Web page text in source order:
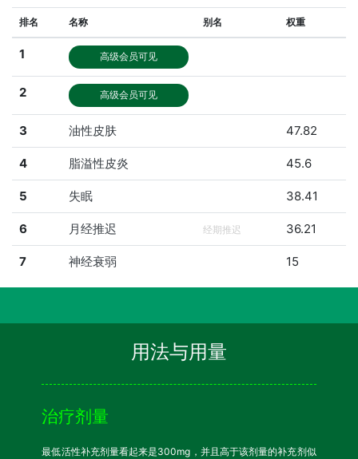
排名 名称 别名 权重
1 高级会员可见
2 高级会员可见
3 油性皮肤 47.82
4 脂溢性皮炎 45.6
5 失眠 38.41
6 月经推迟 经期推迟 36.21
7 神经衰弱 15
用法与用量
治疗剂量
最低活性补充剂量看起来是300mg，并且高于该剂量的补充剂似